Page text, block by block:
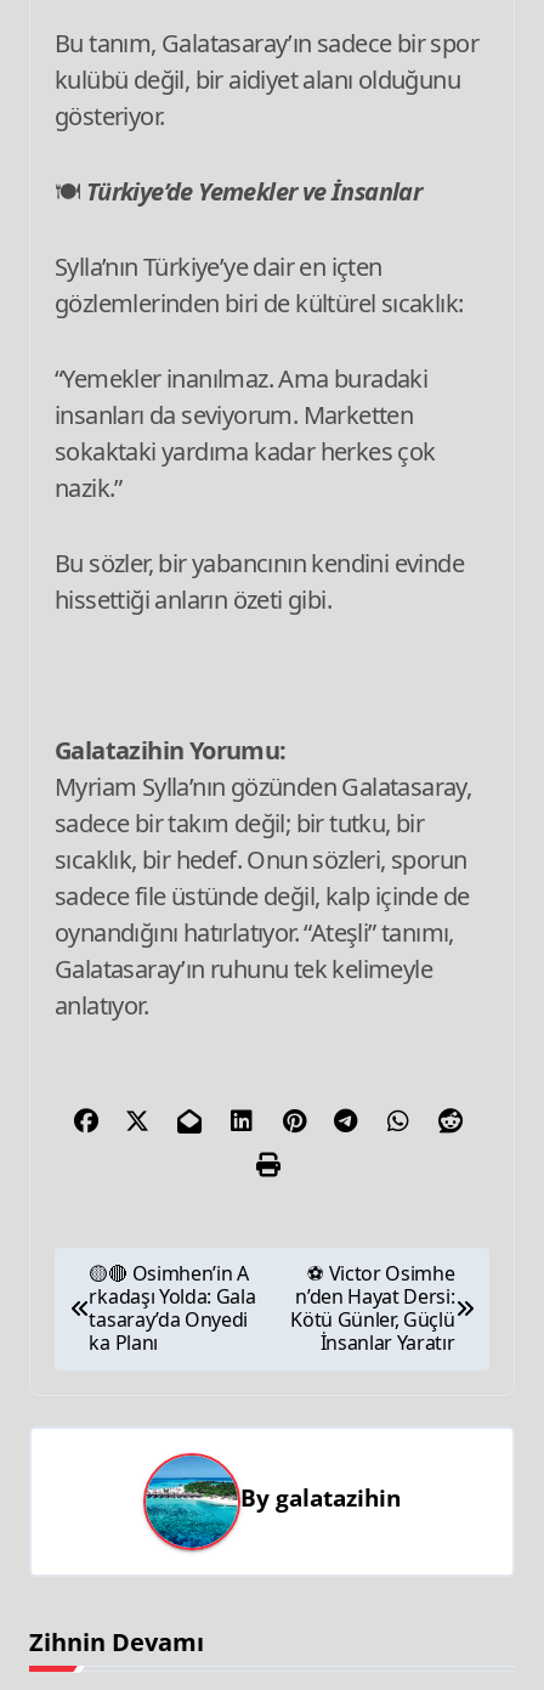
Bu tanım, Galatasaray’ın sadece bir spor
kulübü değil, bir aidiyet alanı olduğunu
gösteriyor.
🍽️ Türkiye’de Yemekler ve İnsanlar
Sylla’nın Türkiye’ye dair en içten
gözlemlerinden biri de kültürel sıcaklık:
“Yemekler inanılmaz. Ama buradaki
insanları da seviyorum. Marketten
sokaktaki yardıma kadar herkes çok
nazik.”
Bu sözler, bir yabancının kendini evinde
hissettiği anların özeti gibi.
Galatazihin Yorumu:
Myriam Sylla’nın gözünden Galatasaray,
sadece bir takım değil; bir tutku, bir
sıcaklık, bir hedef. Onun sözleri, sporun
sadece file üstünde değil, kalp içinde de
oynandığını hatırlatıyor. “Ateşli” tanımı,
Galatasaray’ın ruhunu tek kelimeyle
anlatıyor.
🟡🔴 Osimhen’in A
rkadaşı Yolda: Gala
tasaray’da Onyedi
ka Planı
⚽ Victor Osimhe
n’den Hayat Dersi:
Kötü Günler, Güçlü
İnsanlar Yaratır
Bygalatazihin
Zihnin Devamı